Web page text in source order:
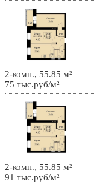
2-комн., 55.85 м²
75 тыс.руб/м²
2-комн., 55.85 м²
91 тыс.руб/м²